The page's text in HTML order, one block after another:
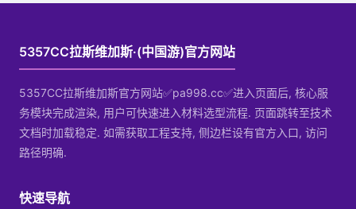
5357CC拉斯维加斯·(中国游)官方网站
5357CC拉斯维加斯官方网站✅pa998.cc✅进入页面后, 核心服
务模块完成渲染, 用户可快速进入材料选型流程. 页面跳转至技术
文档时加载稳定. 如需获取工程支持, 侧边栏设有官方入口, 访问
路径明确.
快速导航